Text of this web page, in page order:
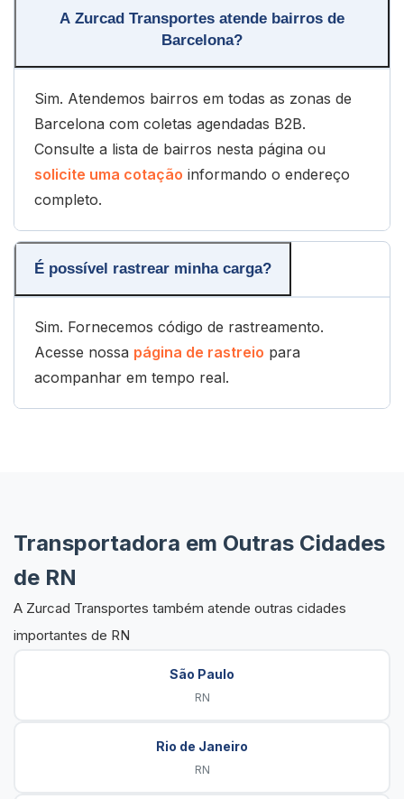
A Zurcad Transportes atende bairros de
Barcelona?
Sim. Atendemos bairros em todas as zonas de
Barcelona com coletas agendadas B2B.
Consulte a lista de bairros nesta página ou
solicite uma cotação informando o endereço
completo.
É possível rastrear minha carga?
Sim. Fornecemos código de rastreamento.
Acesse nossa página de rastreio para
acompanhar em tempo real.
Transportadora em Outras Cidades
de RN
A Zurcad Transportes também atende outras cidades
importantes de RN
São Paulo
RN
Rio de Janeiro
RN